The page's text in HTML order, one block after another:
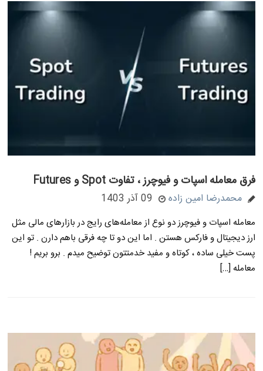
فرق معامله اسپات و فیوچرز ، تفاوت Spot و Futures
محمدرضا امین زاده 09 آذر 1403
معامله اسپات و فیوچرز دو نوع از معامله‌های رایج در بازارهای مالی مثل
ارز دیجیتال و فارکس هستن . اما این دو تا چه فرقی باهم دارن . تو این
پست خیلی ساده ، کوتاه و مفید خدمتتون توضیح میدم . برو بریم !
معامله […]